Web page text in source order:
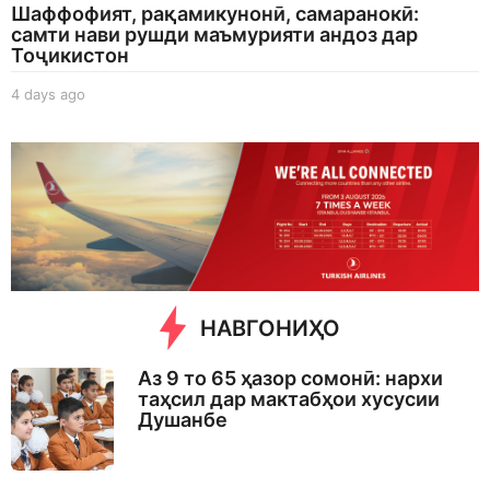
Шаффофият, рақамикунонӣ, самаранокӣ:
самти нави рушди маъмурияти андоз дар
Тоҷикистон
4 days ago
g
o
НАВГОНИҲО
Аз 9 то 65 ҳазор сомонӣ: нархи
таҳсил дар мактабҳои хусусии
Душанбе